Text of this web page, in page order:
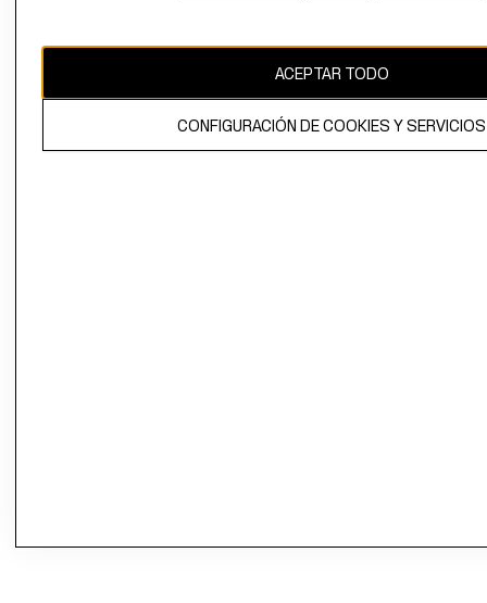
propiedad de H&M Hennes & Mauritz AB.ACEPTAR TODO
CONFIGURACIÓN DE COOKIES Y SERVICIOS